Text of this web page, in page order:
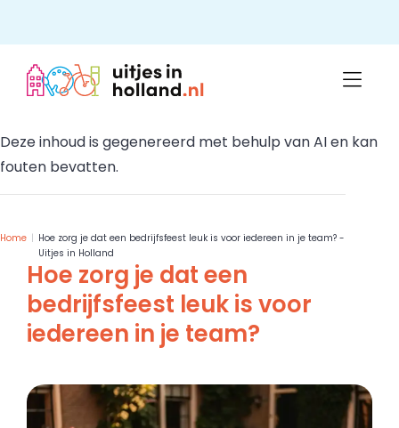
content
Deze inhoud is gegenereerd met behulp van AI en kan
fouten bevatten.
Home
Hoe zorg je dat een bedrijfsfeest leuk is voor iedereen in je team? -
Uitjes in Holland
Hoe zorg je dat een
bedrijfsfeest leuk is voor
iedereen in je team?